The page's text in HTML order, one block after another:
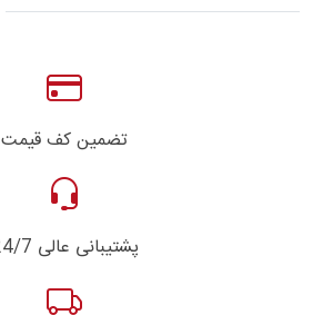
تضمین کف قیمت
پشتیبانی عالی 24/7